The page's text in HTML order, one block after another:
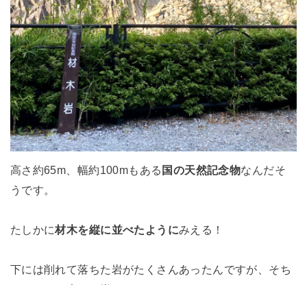
高さ約65m、幅約100mもある 国の天然記念物なんだそ
うです。
たしかに材木を縦に並べたようにみえる！
下には削れて落ちた岩がたくさんあったんですが、そち